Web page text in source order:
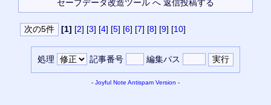
[1] [2] [3] [4] [5] [6] [7] [8] [9] [10]
処理 記事番号 編集パス
- Joyful Note Antispam Version -